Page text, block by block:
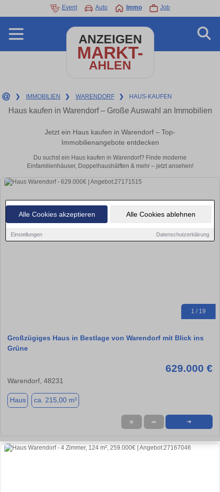
Alle Cookies akzeptieren Alle Cookies ablehnen
Einstellungen Datenschutzerklärung
Event Auto Immo Job
ANZEIGEN
MARKT-
AHLEN
❯ IMMOBILIEN ❯ WARENDORF ❯ HAUS-KAUFEN
Haus kaufen in Warendorf – Große Auswahl an Immobilien
Jetzt ein Haus kaufen in Warendorf – Top-
Immobilienangebote entdecken
Du suchst ein Haus kaufen in Warendorf? Finde moderne
Einfamilienhäuser, Doppelhaushälften & mehr – jetzt ansehen!
1 / 19
Großzügiges Haus in Bestlage von Warendorf mit Blick ins
Grüne
629.000 €
Warendorf, 48231
Haus ca. 215,00 m²
★ ➦ ➜